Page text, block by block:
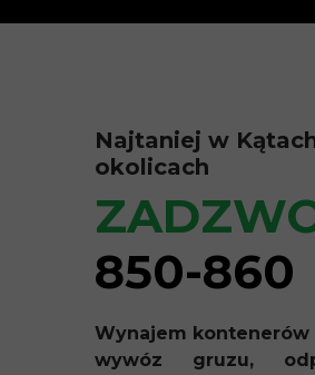
Wynajem kontenerów
wywóz gruzu,
850-860
Najtaniej w
okolicach